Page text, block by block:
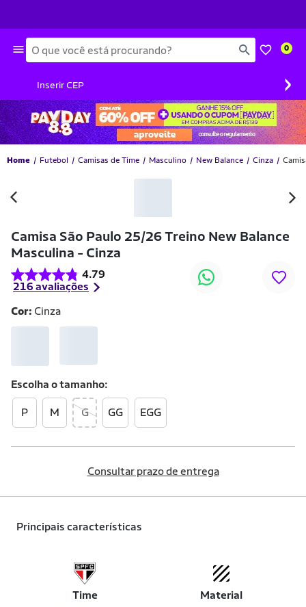
Busca 0
Inserir CEP ›
Home Futebol Camisas de Time Masculino New Balance Cinza
Camisa São Paulo 25/26 Treino New Balance
Masculina - Cinza
4.79
216 avaliações
-30% OFF
Cor: Cinza
Escolha otamanho
P M G GG EGG
Consultar prazo de entrega
Principais características
Time Material